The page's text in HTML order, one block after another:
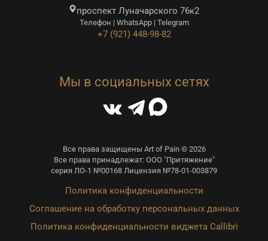
проспект Луначарского 76к2
Телефон | WhatsApp | Telegram
+7 (921) 448-98-82
Мы в социальных сетях
Все права защищены Art of Pain © 2026
Все права принадлежат: ООО "Притяжение"
серия ЛО-1 №00168 Лицензия №78-01-003879
Политика конфиденциальности
Соглашение на обработку персональных данных
Политика конфиденциальности виджета Callibri